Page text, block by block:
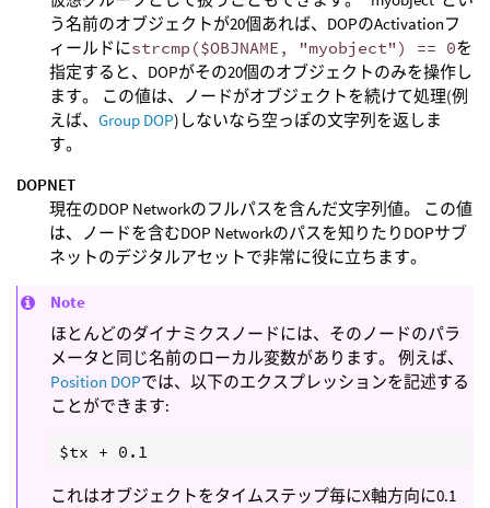
う名前のオブジェクトが20個あれば、DOPのActivationフ
ィールドにstrcmp($OBJNAME, "myobject") == 0を
指定すると、DOPがその20個のオブジェクトのみを操作し
ます。 この値は、ノードがオブジェクトを続けて処理(例
えば、 Group DOP)しないなら空っぽの文字列を返しま
す。
DOPNET
現在のDOP Networkのフルパスを含んだ文字列値。 この値
は、ノードを含むDOP Networkのパスを知りたりDOPサブ
ネットのデジタルアセットで非常に役に立ちます。
Note
ほとんどのダイナミクスノードには、そのノードのパラ
メータと同じ名前のローカル変数があります。 例えば、
Position DOPでは、以下のエクスプレッションを記述する
ことができます:
これはオブジェクトをタイムステップ毎にX軸方向に0.1